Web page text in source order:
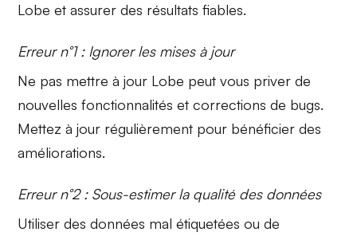
Lobe et assurer des résultats fiables.
Erreur n°1 : Ignorer les mises à jour
Ne pas mettre à jour Lobe peut vous priver de
nouvellesfonctionnalités et corrections de bugs.
Mettez à jour régulièrement pour bénéficier des
améliorations.
Erreur n°2 : Sous-estimer la qualité des données
Utiliser des données mal étiquetées ou de